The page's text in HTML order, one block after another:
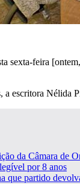
feira
escritora
da Câmara de
por 8 anos
que partido